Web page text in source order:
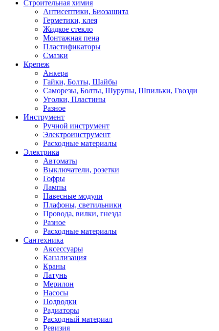
Строительная химия
Антисептики, Биозащита
Герметики, клея
Жидкое стекло
Монтажная пена
Пластификаторы
Смазки
Крепеж
Анкера
Гайки, Болты, Шайбы
Саморезы, Болты, Шурупы, Шпильки, Гвозди
Уголки, Пластины
Разное
Инструмент
Ручной инструмент
Электроинструмент
Расходные материалы
Электрика
Автоматы
Выключатели, розетки
Гофры
Лампы
Навесные модули
Плафоны, светильники
Провода, вилки, гнезда
Разное
Расходные материалы
Сантехника
Аксессуары
Канализация
Краны
Латунь
Мерилон
Насосы
Подводки
Радиаторы
Расходный материал
Ревизия